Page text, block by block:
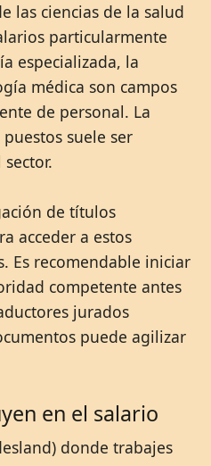
las ciencias de la salud
particularmente
especializada, la
médica son campos
de personal. La
suele ser
de títulos
acceder a estos
Es recomendable iniciar
competente antes
jurados
puede agilizar
en el salario
donde trabajes